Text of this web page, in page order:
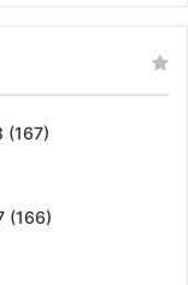
(167)
(166)